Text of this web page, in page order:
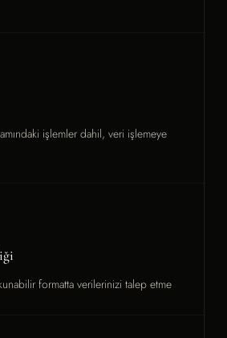
işlemler dahil, veri işlemeye
formatta verilerinizi talep etme